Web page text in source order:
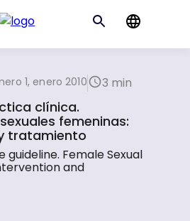
1, enero 2010
3 min
clínica.
femeninas:
tratamiento
Female Sexual
and